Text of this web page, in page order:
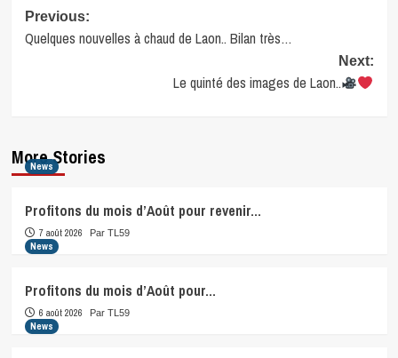
Post
navigation
Previous:
Quelques nouvelles à chaud de Laon.. Bilan très…
Next:
Le quinté des images de Laon..
More Stories
News
Profitons du mois d’Août pour revenir…
7 août 2026 Par TL59
News
Profitons du mois d’Août pour…
6 août 2026 Par TL59
News